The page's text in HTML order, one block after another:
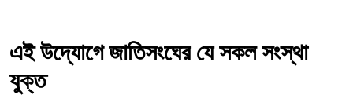
এই উদ্যোগে জাতিসংঘের যে সকল সংস্থা
যুক্ত